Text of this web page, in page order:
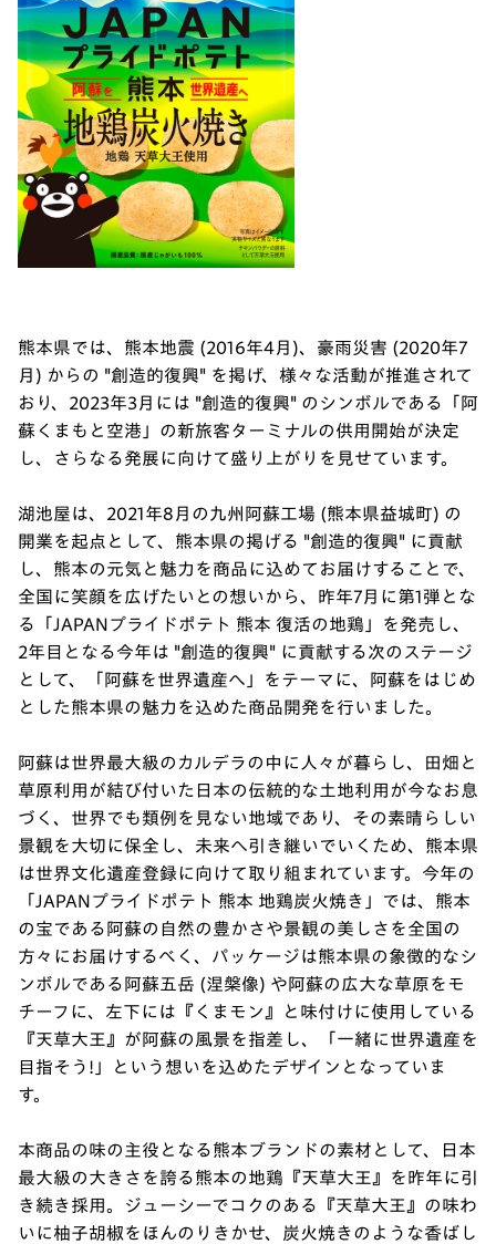
熊本県では、熊本地震 (2016年4月)、豪雨災害 (2020年7
月) からの "創造的復興" を掲げ、様々な活動が推進されて
おり、2023年3月には "創造的復興" のシンボルである「阿
蘇くまもと空港」の新旅客ターミナルの供用開始が決定
し、さらなる発展に向けて盛り上がりを見せています。
湖池屋は、2021年8月の九州阿蘇工場 (熊本県益城町) の
開業を起点として、熊本県の掲げる "創造的復興" に貢献
し、熊本の元気と魅力を商品に込めてお届けすることで、
全国に笑顔を広げたいとの想いから、昨年7月に第1弾とな
る「JAPANプライドポテト 熊本 復活の地鶏」を発売し、
2年目となる今年は "創造的復興" に貢献する次のステージ
として、「阿蘇を世界遺産へ」をテーマに、阿蘇をはじめ
とした熊本県の魅力を込めた商品開発を行いました。
阿蘇は世界最大級のカルデラの中に人々が暮らし、田畑と
草原利用が結び付いた日本の伝統的な土地利用が今なお息
づく、世界でも類例を見ない地域であり、その素晴らしい
景観を大切に保全し、未来へ引き継いでいくため、熊本県
は世界文化遺産登録に向けて取り組まれています。今年の
「JAPANプライドポテト 熊本 地鶏炭火焼き」では、熊本
の宝である阿蘇の自然の豊かさや景観の美しさを全国の
方々にお届けするべく、パッケージは熊本県の象徴的なシ
ンボルである阿蘇五岳 (涅槃像) や阿蘇の広大な草原をモ
チーフに、左下には『くまモン』と味付けに使用している
『天草大王』が阿蘇の風景を指差し、「一緒に世界遺産を
目指そう!」という想いを込めたデザインとなっていま
す。
本商品の味の主役となる熊本ブランドの素材として、日本
最大級の大きさを誇る熊本の地鶏『天草大王』を昨年に引
き続き採用。ジューシーでコクのある『天草大王』の味わ
いに柚子胡椒をほんのりきかせ、炭火焼きのような香ばし